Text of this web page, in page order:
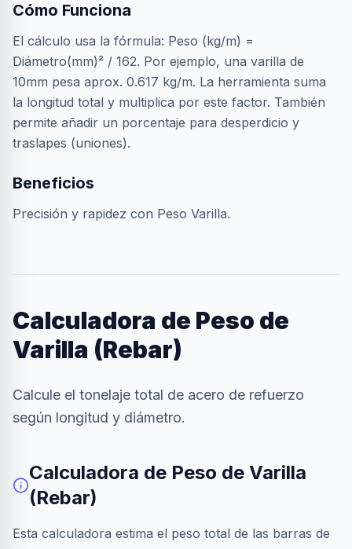
Cómo Funciona
El cálculo usa la fórmula: Peso (kg/m) =
Diámetro(mm)² / 162. Por ejemplo, una varilla de
10mm pesa aprox. 0.617 kg/m. La herramienta suma
la longitud total y multiplica por este factor. También
permite añadir un porcentaje para desperdicio y
traslapes (uniones).
Beneficios
Precisión y rapidez con Peso Varilla.
Calculadora de Peso de
Varilla (Rebar)
Calcule el tonelaje total de acero de refuerzo
según longitud y diámetro.
Calculadora de Peso de Varilla
(Rebar)
Esta calculadora estima el peso total de las barras de